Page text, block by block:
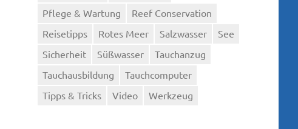
Pflege & Wartung
Reef Conservation
Reisetipps
Rotes Meer Salzwasser
See
Sicherheit
Süßwasser
Tauchanzug
Tauchausbildung
Tauchcomputer
Tipps & Tricks
Video Werkzeug